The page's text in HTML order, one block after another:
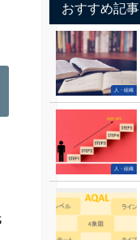
おすすめ記事
人・組織
人・組織